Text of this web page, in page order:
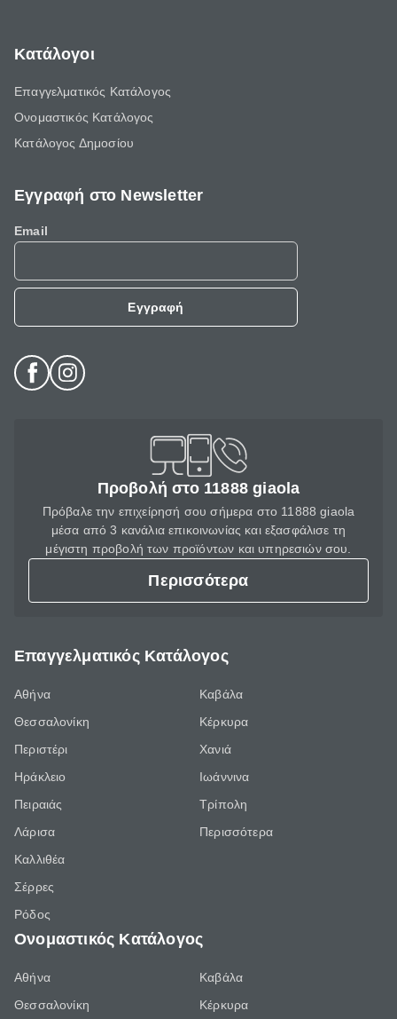
Κατάλογοι
Επαγγελματικός Κατάλογος
Ονομαστικός Κατάλογος
Κατάλογος Δημοσίου
Εγγραφή στο Newsletter
Email
Εγγραφή
Προβολή στο 11888 giaola
Πρόβαλε την επιχείρησή σου σήμερα στο 11888 giaola
μέσα από 3 κανάλια επικοινωνίας και εξασφάλισε τη
μέγιστη προβολή των προϊόντων και υπηρεσιών σου.
Περισσότερα
Επαγγελματικός Κατάλογος
Αθήνα
Θεσσαλονίκη
Περιστέρι
Ηράκλειο
Πειραιάς
Λάρισα
Καλλιθέα
Σέρρες
Ρόδος
Καβάλα
Κέρκυρα
Χανιά
Ιωάννινα
Τρίπολη
Περισσότερα
Ονομαστικός Κατάλογος
Αθήνα
Θεσσαλονίκη
Καβάλα
Κέρκυρα